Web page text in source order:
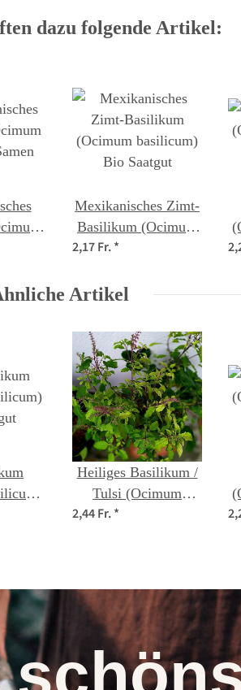
dazu folgende Artikel:
Mexikanisches Zimt-
Basilikum (Ocimum
basilicum) Bio
2,17 Fr.*
Artikel
Heiliges Basilikum /
Tulsi (Ocimum
tenuiflorum syn.
2,44 Fr.*